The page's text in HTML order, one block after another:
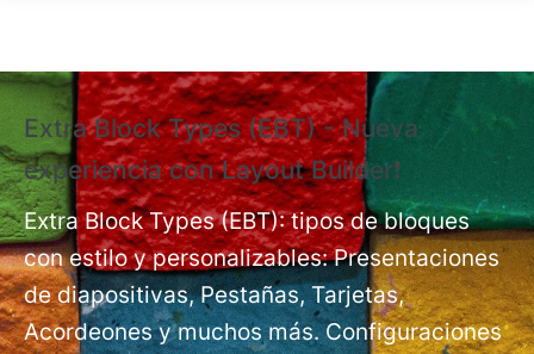
Extra Block Types (EBT) - Nueva
experiencia con Layout Builder❗
Extra Block Types (EBT): tipos de bloques
con estilo y personalizables: Presentaciones
de diapositivas, Pestañas, Tarjetas,
Acordeones y muchos más. Configuraciones